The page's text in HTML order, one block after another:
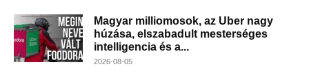
Magyar milliomosok, az Uber nagy
húzása, elszabadult mesterséges
intelligencia és a...
2026-08-05